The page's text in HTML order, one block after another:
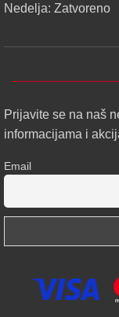
Nedelja: Zatvoreno
Prijavite se na naš
informacijama i
Email